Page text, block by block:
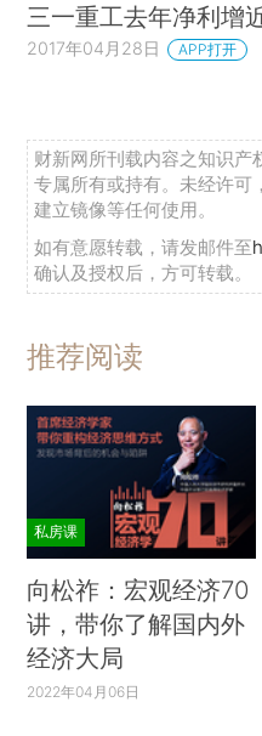
三一重工去年净利增
2017年04月28日 APP打开
财新网所刊载内容之知识产
专属所有或持有。未经许可
建立镜像等任何使用。
如有意愿转载，请发邮件至
确认及授权后，方可转载。
推荐阅读
私房课
向松祚：宏观经济70
讲，带你了解国内外
经济大局
2022年04月06日